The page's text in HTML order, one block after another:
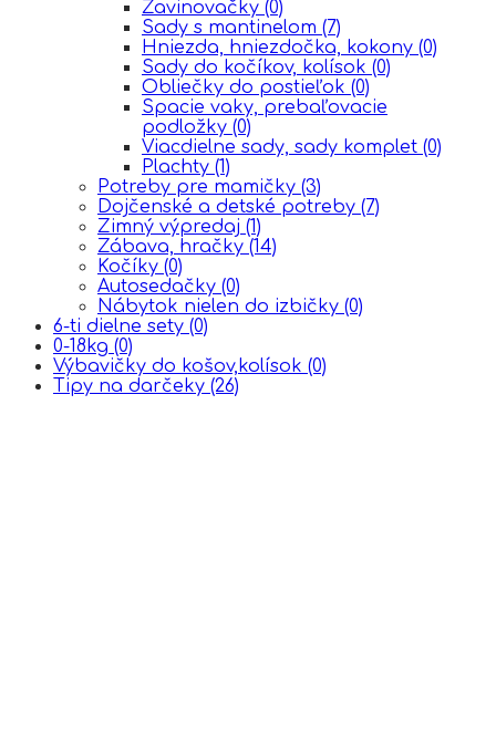
Zavinovačky (0)
Sady s mantinelom (7)
Hniezda, hniezdočka, kokony (0)
Sady do kočíkov, kolísok (0)
Obliečky do postieľok (0)
Spacie vaky, prebaľovacie
podložky (0)
Viacdielne sady, sady komplet (0)
Plachty (1)
Potreby pre mamičky (3)
Dojčenské a detské potreby (7)
Zimný výpredaj (1)
Zábava, hračky (14)
Kočíky (0)
Autosedačky (0)
Nábytok nielen do izbičky (0)
6-ti dielne sety (0)
0-18kg (0)
Výbavičky do košov,kolísok (0)
Tipy na darčeky (26)